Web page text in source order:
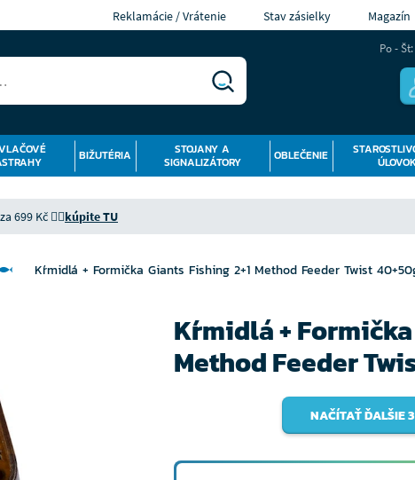
Reklamácie / Vrátenie Stav zásielky Magazín
BIŽUTÉRIA
STOJANY A
SIGNALIZÁTORY
OBLEČENIE
ÚLOVOK
Po -
699 Kč 👉🏻kúpite TU
Kŕmidlá + Formička Giants Fishing 2+1 Method Feeder Twist
Kŕmidlá +
Method Feeder
NAČÍTAŤ ĎALŠIE